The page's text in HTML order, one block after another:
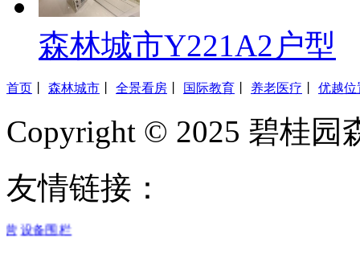
森林城市Y221A2户型
首页 森林城市 全景看房 国际教育 养老医疗 优越位
Copyright © 2025 碧桂园
友情链接：
营 设备围栏